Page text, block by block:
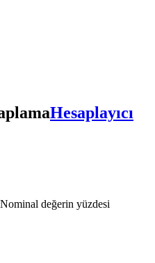
Hesaplayıcı
Nominal değerin yüzdesi